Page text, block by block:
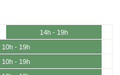
14h - 19h
10h - 19h
10h - 19h